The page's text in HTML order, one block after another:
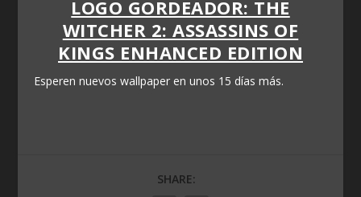
LOGO GORDEADOR: THE
WITCHER 2: ASSASSINS OF
KINGS ENHANCED EDITION
Esperen nuevos wallpaper en unos 15 días más.
SHARE: